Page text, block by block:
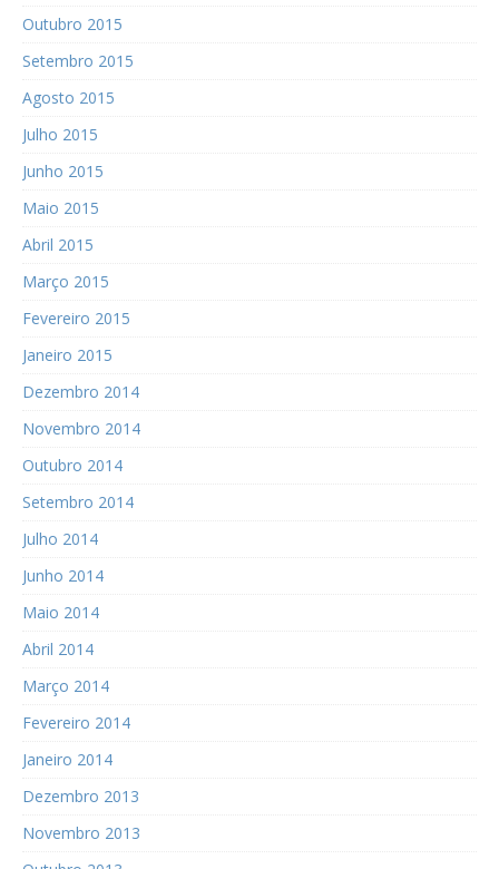
Outubro 2015
Setembro 2015
Agosto 2015
Julho 2015
Junho 2015
Maio 2015
Abril 2015
Março 2015
Fevereiro 2015
Janeiro 2015
Dezembro 2014
Novembro 2014
Outubro 2014
Setembro 2014
Julho 2014
Junho 2014
Maio 2014
Abril 2014
Março 2014
Fevereiro 2014
Janeiro 2014
Dezembro 2013
Novembro 2013